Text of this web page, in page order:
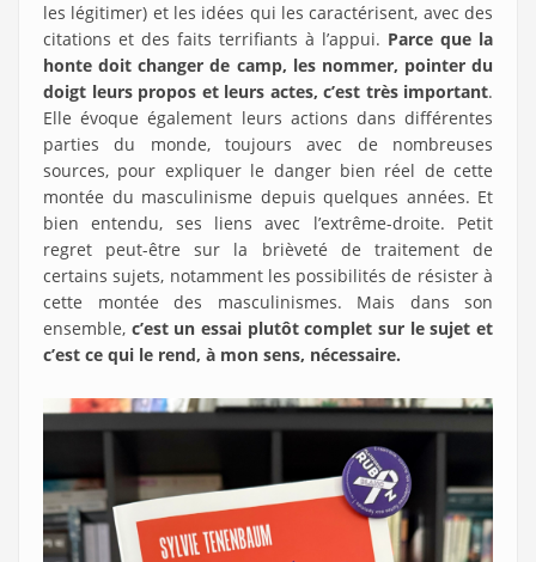
les légitimer) et les idées qui les caractérisent, avec des
citations et des faits terrifiants à l’appui. Parce que la
honte doit changer de camp, les nommer, pointer du
doigt leurs propos et leurs actes, c’est très important.
Elle évoque également leurs actions dans différentes
parties du monde, toujours avec de nombreuses
sources, pour expliquer le danger bien réel de cette
montée du masculinisme depuis quelques années. Et
bien entendu, ses liens avec l’extrême-droite. Petit
regret peut-être sur la brièveté de traitement de
certains sujets, notamment les possibilités de résister à
cette montée des masculinismes. Mais dans son
ensemble, c’est un essai plutôt complet sur le sujet et
c’est ce qui le rend, à mon sens, nécessaire.